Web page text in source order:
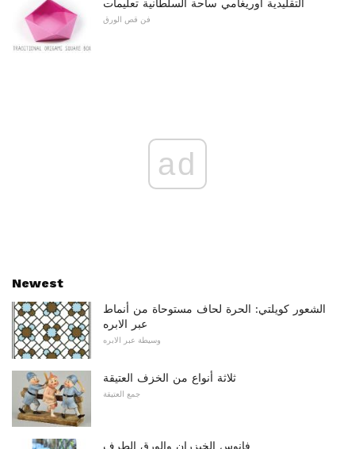
التقليدية اوريغامي ساحة السلطانية تعليمات
فن قص الورق
ad
Newest
الشعور كويلتي: الحرة لحاف مستوحاة من أنماط
عبر الابره
وسيطة عبر الابره
ثلاثة أنواع من الخزف العتيقة
جمع العتيقة
فانوس الخيزران والورق الطرف